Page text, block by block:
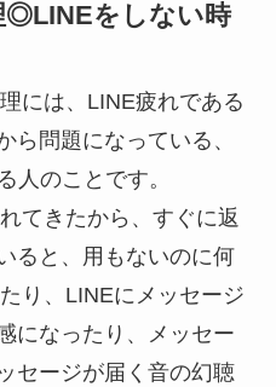
◎LINEをしない時
には、LINE疲れである
ら問題になっている、
人のことです。
てきたから、すぐに返
ると、用もないのに何
り、LINEにメッセージ
になったり、メッセー
セージが届く音の幻聴